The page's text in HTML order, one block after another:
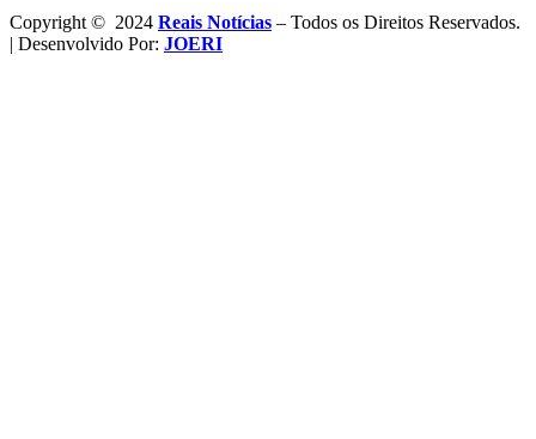
Copyright © 2024 Reais Notícias – Todos os Direitos Reservados.
| Desenvolvido Por: JOERI